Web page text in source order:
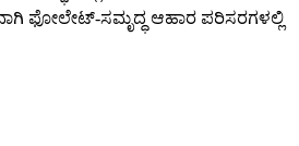
ಫೋಲೇಟ್-ಸಮೃದ್ಧ ಆಹಾರ ಪರಿಸರಗಳಲ್ಲಿ